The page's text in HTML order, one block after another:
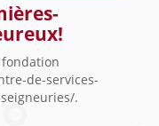
de-services-
.